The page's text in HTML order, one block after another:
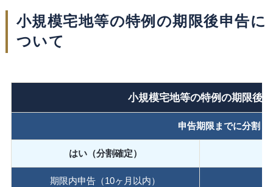
小規模宅地等の特例の期限後申告に
ついて
小規模宅地等の特例の期限後
申告期限までに分割（
はい（分割確定）
期限内申告（10ヶ月以内）